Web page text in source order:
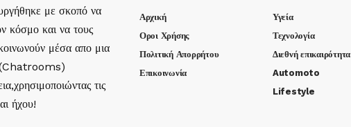
με σκοπό να
κόσμο και να τους
μέσα απο μια
(Chatrooms)
τις
ήχου!
Αρχική
Οροι Χρήσης
Πολιτική Απορρήτου
Επικοινωνία
Υγεία
Τεχνολογία
Διεθνή επικαιρότητα
Automoto
Lifestyle